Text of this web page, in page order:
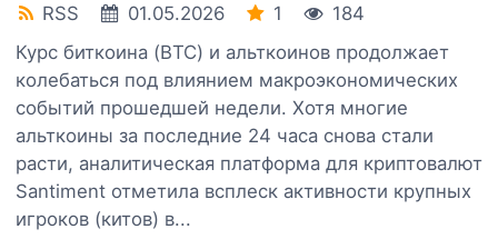
RSS 01.05.2026 1
184
Курс биткоина (BTC) и альткоинов продолжает
колебаться под влиянием макроэкономических
событий прошедшей недели. Хотя многие
альткоины за последние 24 часа снова стали
расти, аналитическая платформа для криптовалют
Santiment отметила всплеск активности крупных
игроков (китов) в...